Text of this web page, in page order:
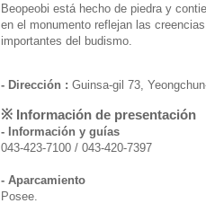
Beopeobi está hecho de piedra y
en el monumento reflejan las
importantes del budismo.
- Dirección : Guinsa-gil 73,
※ Información de presentación
- Información y guías
043-423-7100 / 043-420-7397
- Aparcamiento
Posee.